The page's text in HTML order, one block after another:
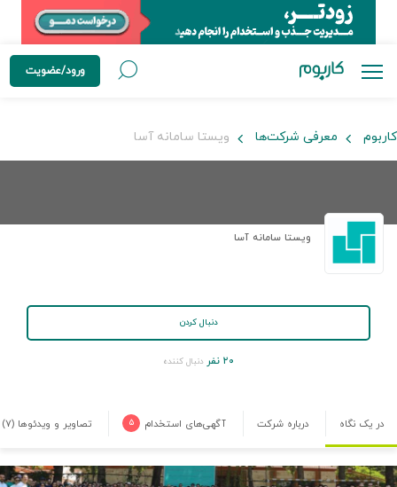
ورود/عضویت
کاربوم معرفی شرکت‌ها ویستا سامانه آسا
ویستا سامانه آسا
دنبال کردن
۲۰ نفر دنبال کننده
در یک نگاه درباره شرکت آگهی‌های استخدام ۵ تصاویر و ویدئوها (۷)